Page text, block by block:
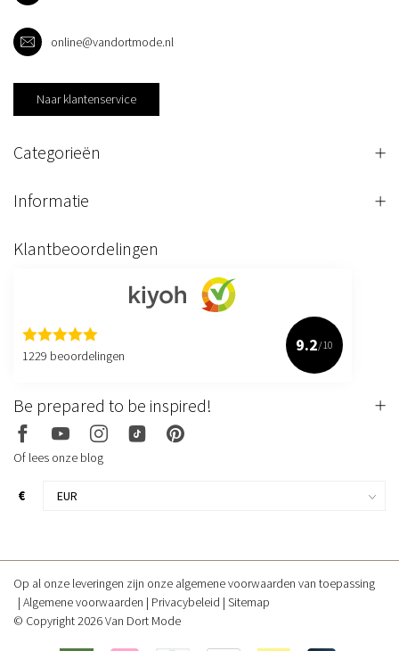
online@vandortmode.nl
Naar klantenservice
Categorieën
Informatie
Klantbeoordelingen
1229 beoordelingen
9.2/10
Be prepared to be inspired!
Of lees onze blog
€
Op al onze leveringen zijn onze algemene voorwaarden van toepassing
Algemene voorwaarden
Privacybeleid Sitemap
© Copyright 2026 Van Dort Mode